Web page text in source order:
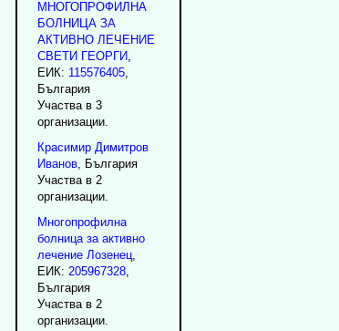
МНОГОПРОФИЛНА
БОЛНИЦА ЗА
АКТИВНО ЛЕЧЕНИЕ
СВЕТИ ГЕОРГИ,
ЕИК: 115576405,
България
Участва в 3
организации.
Красимир Димитров
Иванов, България
Участва в 2
организации.
Многопрофилна
болница за активно
лечение Лозенец,
ЕИК: 205967328,
България
Участва в 2
организации.